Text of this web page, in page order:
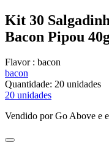
Kit 30
Bacon Pipou
Flavor : bacon
bacon
Quantidade: 20 unidades
20 unidades
Vendido porGo Above e